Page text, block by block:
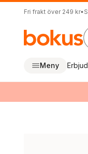
Fri frakt över 249 kr•
Meny